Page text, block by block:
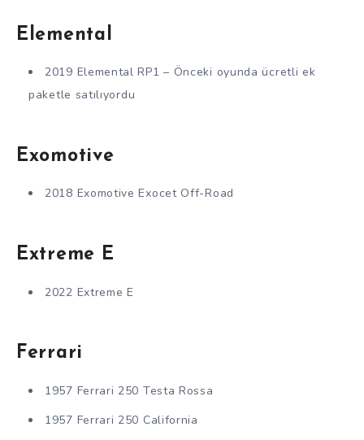
Elemental
2019 Elemental RP1 – Önceki oyunda ücretli ek
paketle satılıyordu
Exomotive
2018 Exomotive Exocet Off-Road
Extreme E
2022 Extreme E
Ferrari
1957 Ferrari 250 Testa Rossa
1957 Ferrari 250 California